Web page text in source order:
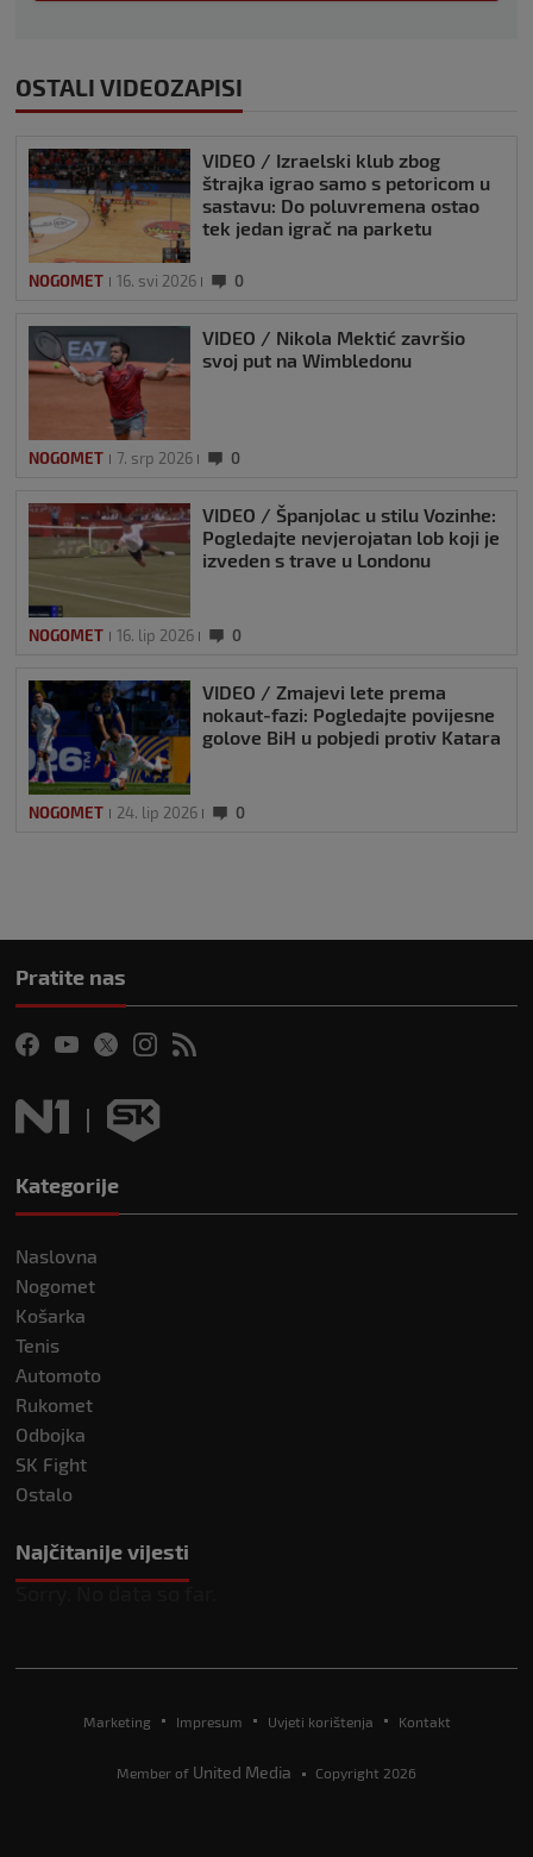
OSTALI VIDEOZAPISI
VIDEO / Izraelski klub zbog
štrajka igrao samo s petoricom u
sastavu: Do poluvremena ostao
tek jedan igrač na parketu
NOGOMET 16. svi 2026 0
VIDEO / Nikola Mektić završio
svoj put na Wimbledonu
NOGOMET 7. srp 2026 0
VIDEO / Španjolac u stilu Vozinhe:
Pogledajte nevjerojatan lob koji je
izveden s trave u Londonu
NOGOMET 16. lip 2026 0
VIDEO / Zmajevi lete prema
nokaut-fazi: Pogledajte povijesne
golove BiH u pobjedi protiv Katara
NOGOMET 24. lip 2026 0
Pratite nas
Kategorije
Naslovna
Nogomet
Košarka
Tenis
Automoto
Rukomet
Odbojka
SK Fight
Ostalo
Najčitanije vijesti
Marketing Impresum Uvjeti korištenja Kontakt
Member of United Media Copyright 2026